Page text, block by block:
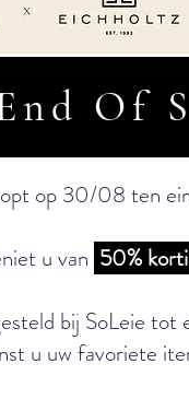
Of
op 30/08 ten
u van 50%
bij SoLeie
u uw favoriete